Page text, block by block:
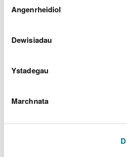
Gellirdarllen mwy am ein cwcis
Caniatâd
Angenrheidiol
Dewisiadau
Ystadegau
Marchnata
26-27 FMP4
Diweddarwyd ddiwethaf 5
Oes rhywbeth o’i le gyda’r